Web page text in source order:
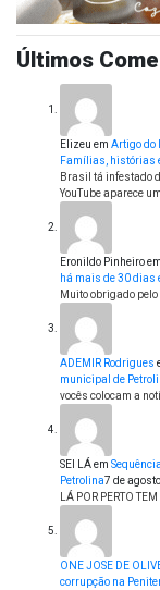
Últimos
Elizeu em Artigo do
Famílias, histórias
Brasil tá infestado
YouTube aparece
Eronildo Pinheiroem
há mais de 30 dias
Muito obrigado
ADEMIR Rodrigues
municipal de
vocês colocam a
SEI LÁem
Petrolina7 de
LÁ POR PERTO
ONE JOSE DE
corrupção na